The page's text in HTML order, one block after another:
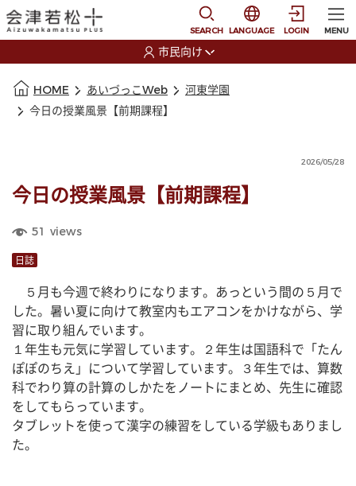
SEARCH
選択すると言語の切
LANGUAGE LOGIN MENU
市民向け
HOME あいづっこWeb
河東学園
今日の授業風景【前期課程】
2026/05/28
今日の授業風景【前期課程】
51 views
日誌
５月も今週で終わりになります。あっという間の５月で
した。暑い夏に向けて教室内もエアコンをかけながら、学
習に取り組んでいます。
１年生も元気に学習しています。２年生は国語科で「たん
ぽぽのちえ」について学習しています。３年生では、算数
科でわり算の計算のしかたをノートにまとめ、先生に確認
をしてもらっています。
タブレットを使って漢字の練習をしている学級もありまし
た。